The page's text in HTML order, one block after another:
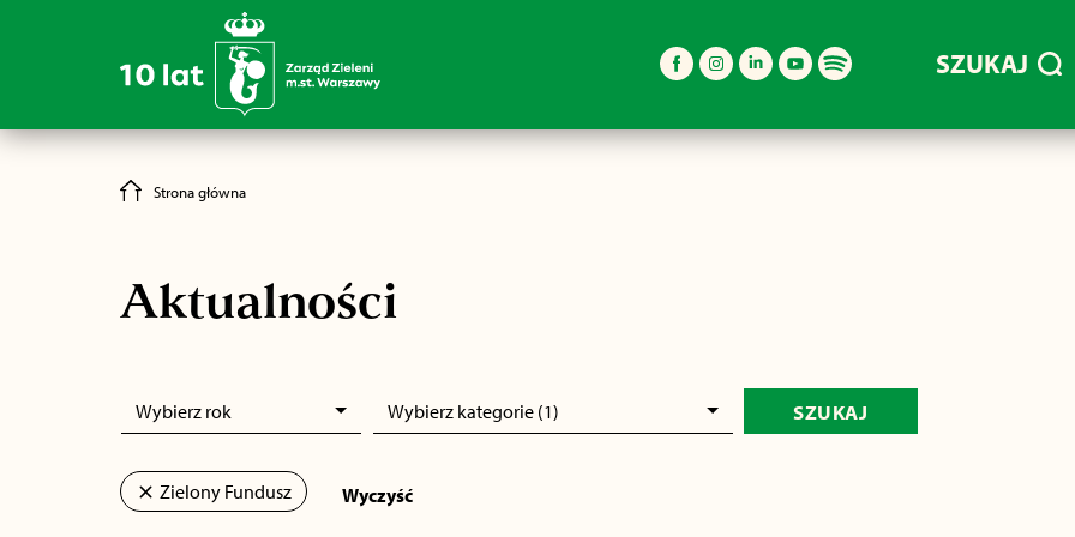
SZUKAJ
Strona główna
Aktualności
Wybierz rok Wybierz kategorie (1)
Zielony Fundusz Wyczyść